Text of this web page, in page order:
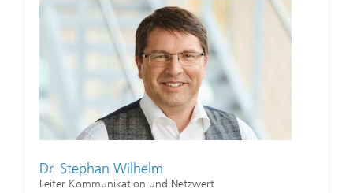
Dr. Stephan Wilhelm
Leiter Kommunikation und Netzwert